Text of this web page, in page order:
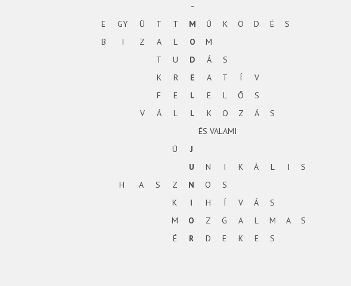
-
E
GY Ü T T M Ű K Ö D É
S
B
I Z A L O
M
T
U D Á
S
K
R E A T Í
V
F
E L E L Ő
S
V
Á L L K O Z Á
S
ÉS VALAMI
Ú
J
U
N I K Á L I
S
H
A S Z N O
S
K
I H Í V Á
S
M
O Z G A L M A
S
É
R D E K E
S